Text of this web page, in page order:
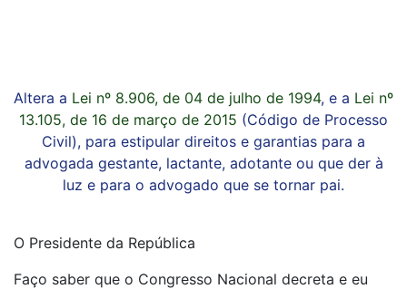
Altera a Lei nº 8.906, de 04 de julho de 1994, e a Lei nº
13.105, de 16 de março de 2015 (Código de Processo
Civil), para estipular direitos e garantias para a
advogada gestante, lactante, adotante ou que der à
luz e para o advogado que se tornar pai.
O Presidente da República
Faço saber que o Congresso Nacional decreta e eu